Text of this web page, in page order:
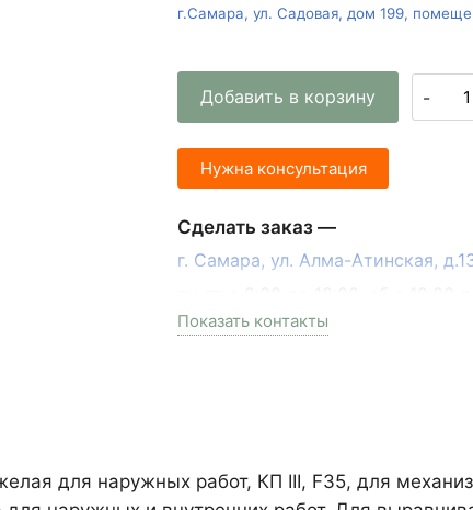
г.Самара, ул. Садовая, дом 199,
Добавить в корзину -
Нужна консультация
Сделать заказ —
г. Самара, ул. Алма-Атинская,
+7 (846) 215-17-17
Написать в Telegram
Показать контакты
для наружных работ, КП III, F35, для